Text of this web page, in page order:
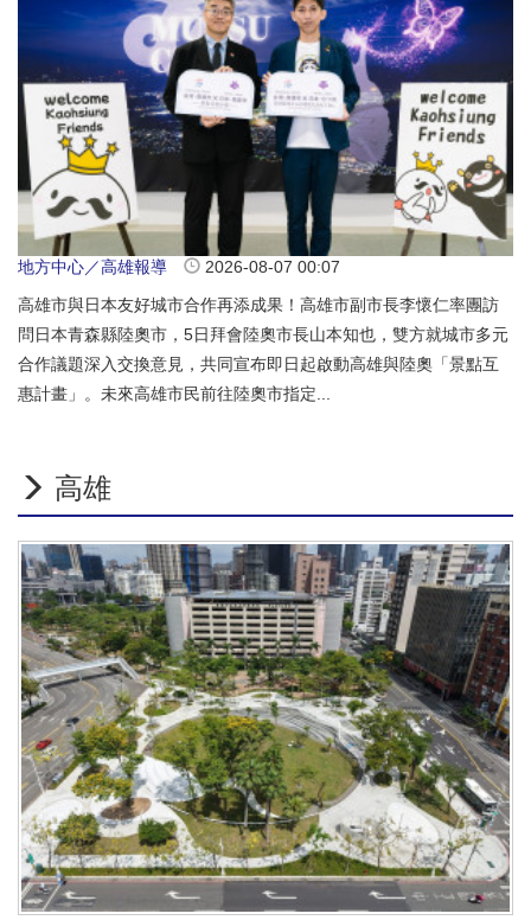
陳其邁：歡迎投資高雄，盼共同茁壯
(22:51)
台高鐵首部新世代N700ST列車8/15抵
台 高市府8/16前多景點亮橘燈光慶賀
(22:07)
高市都委會審議通過捷運黃線Y8站聯開計
畫案 盼打造高雄科技產學基地(22:34)
地方中心／高雄報導
2026-08-07 00:07
高雄市與日本友好城市合作再添成果！高雄市副市長李懷仁率團訪
問日本青森縣陸奧市，5日拜會陸奧市長山本知也，雙方就城市多元
合作議題深入交換意見，共同宣布即日起啟動高雄與陸奧「景點互
惠計畫」。未來高雄市民前往陸奧市指定...
高雄